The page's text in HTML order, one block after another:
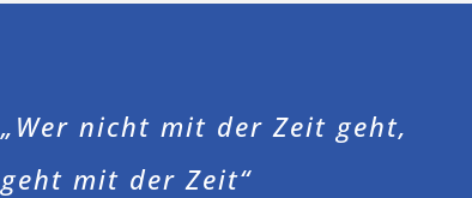
„Wer nicht mit der Zeit geht,
geht mit der Zeit“